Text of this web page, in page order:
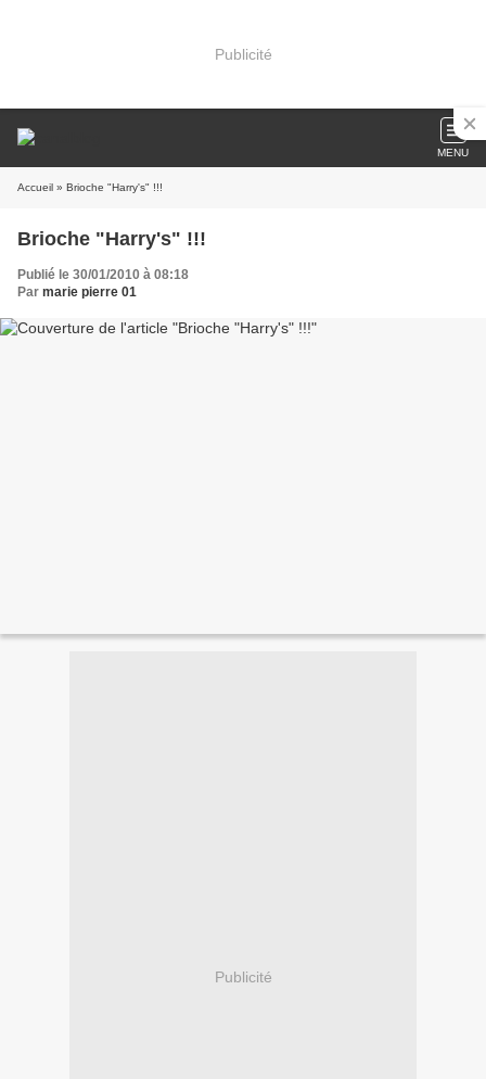
Publicité
MENU
Accueil » Brioche "Harry's" !!!
Brioche "Harry's" !!!
Publié le 30/01/2010 à 08:18
Par marie pierre 01
Publicité